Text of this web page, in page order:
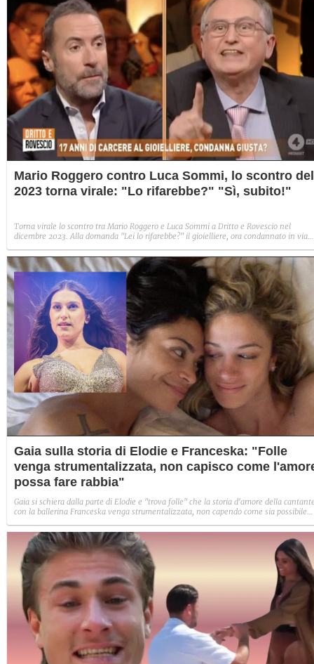
Mario Roggero contro Luca Sommi, lo scontro del
2023 torna virale: "Lo rifarebbe?" "Sì, subito!"
Torna virale lo scontro tra Mario Roggero e Luca Sommi a Dritto e Rovescio nel
dicembre 2023. Alla domanda "Lei lo rifarebbe?" il gioielliere, ora condannato in via
Gaia sulla storia di Elodie e Franceska: "Folle
venga strumentalizzata, non capisco come
possa fare rabbia"
Gaia si schiera dalla parte di Elodie e "trova folle" che la storia d'amore della
con la ballerina Franceska venga strumentalizzata, non capendo come sia possibile